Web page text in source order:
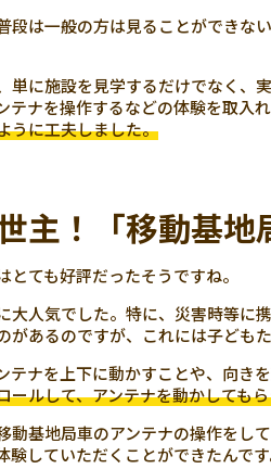
段は一般の方は見ることができな
単に施設を見学するだけでなく、
ナを操作するなどの体験を取入れ
うに工夫しました。
主！「移動基地
ても好評だったそうですね。
大人気でした。特に、災害時等に
があるのですが、これには子ども
テナを上下に動かすことや、向き
ールして、アンテナを動かしても
動基地局車のアンテナの操作をし
していただくことができたんです